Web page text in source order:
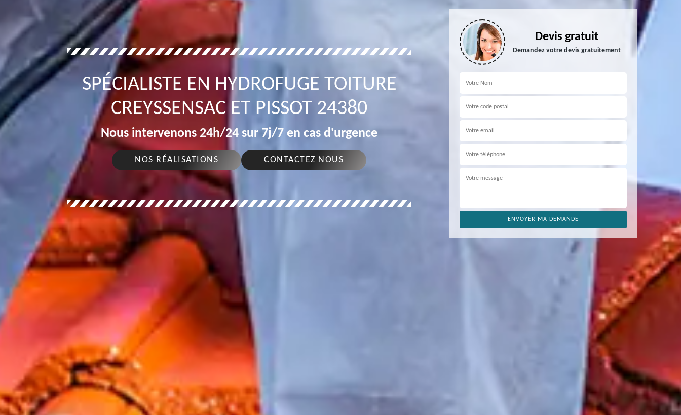
SPÉCIALISTE EN HYDROFUGE TOITURE
CREYSSENSAC ET PISSOT 24380
Nous intervenons 24h/24 sur 7j/7 en cas d'urgence
NOS RÉALISATIONS CONTACTEZ NOUS
Devis gratuit
Demandez votre devis gratuitement